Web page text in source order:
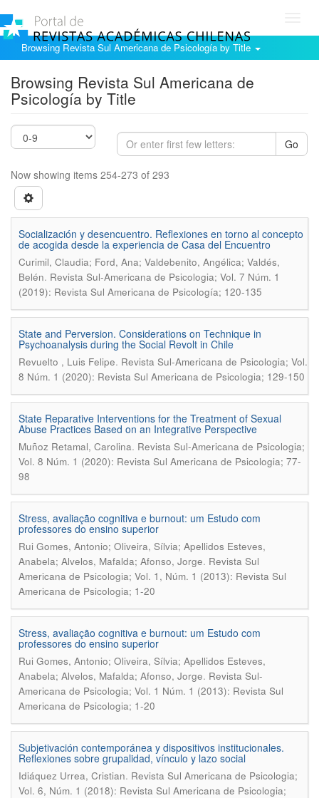
Browsing Revista Sul Americana de Psicología by Title
Browsing Revista Sul Americana de
Psicología by Title
Go
Now showing items 254-273 of 293
Socialización y desencuentro. Reflexiones en torno al concepto
de acogida desde la experiencia de Casa del Encuentro
Curimil, Claudia; Ford, Ana; Valdebenito, Angélica; Valdés,
Belén. Revista Sul-Americana de Psicologia; Vol. 7 Núm. 1
(2019): Revista Sul Americana de Psicologí­a; 120-135
State and Perversion. Considerations on Technique in
Psychoanalysis during the Social Revolt in Chile
Revuelto , Luis Felipe. Revista Sul-Americana de Psicologia; Vol.
8 Núm. 1 (2020): Revista Sul Americana de Psicologia; 129-150
State Reparative Interventions for the Treatment of Sexual
Abuse Practices Based on an Integrative Perspective
Muñoz Retamal, Carolina. Revista Sul-Americana de Psicologia;
Vol. 8 Núm. 1 (2020): Revista Sul Americana de Psicologia; 77-
98
Stress, avaliação cognitiva e burnout: um Estudo com
professores do ensino superior
Rui Gomes, Antonio; Oliveira, Sílvia; Apellidos Esteves,
Anabela; Alvelos, Mafalda; Afonso, Jorge. Revista Sul
Americana de Psicologia; Vol. 1, Núm. 1 (2013): Revista Sul
Americana de Psicologia; 1-20
Stress, avaliação cognitiva e burnout: um Estudo com
professores do ensino superior
Rui Gomes, Antonio; Oliveira, Sí­lvia; Apellidos Esteves,
Anabela; Alvelos, Mafalda; Afonso, Jorge. Revista Sul-
Americana de Psicologia; Vol. 1 Núm. 1 (2013): Revista Sul
Americana de Psicologia; 1-20
Subjetivación contemporánea y dispositivos institucionales.
Reflexiones sobre grupalidad, vínculo y lazo social
Idiáquez Urrea, Cristian. Revista Sul Americana de Psicologia;
Vol. 6, Núm. 1 (2018): Revista Sul Americana de Psicologia;